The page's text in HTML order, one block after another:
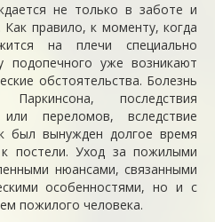
не только в заботе и
правило, к моменту, когда
на плечи специально
подопечного уже возникают
обстоятельства. Болезнь
последствия
переломов, вследствие
был вынужден долгое время
постели. Уход за пожилыми
нюансами, связанными
особенностями, но и с
пожилого человека.